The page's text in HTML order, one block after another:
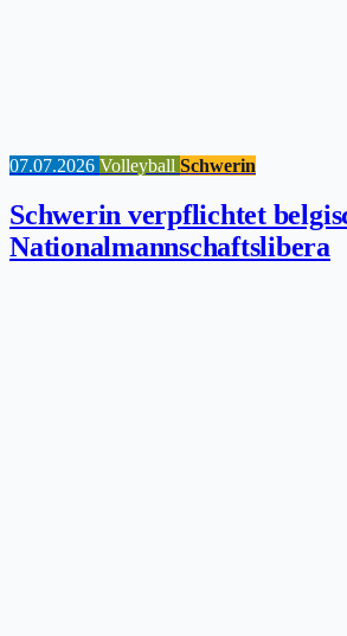
07.07.2026 Volleyball Schwerin
Schwerin verpflichtet
Nationalmannschaftslibera